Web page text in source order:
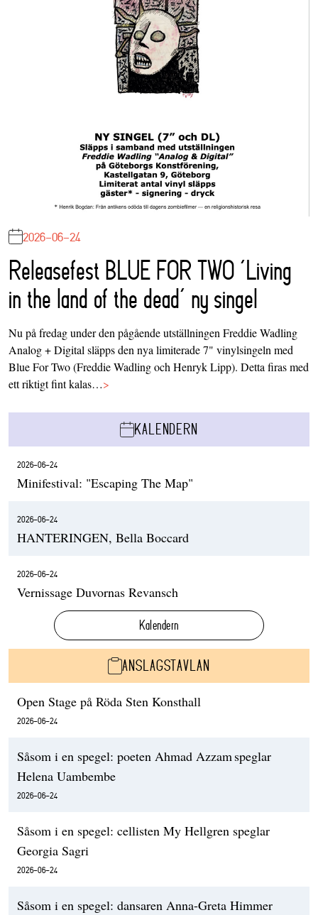
2026-06-24
Releasefest BLUE FOR TWO ‘Living
in the land of the dead’ ny singel
Nu på fredag under den pågående utställningen Freddie Wadling
Analog + Digital släpps den nya limiterade 7" vinylsingeln med
Blue For Two (Freddie Wadling och Henryk Lipp). Detta firas med
ett riktigt fint kalas…>
KALENDERN
2026-06-24
Minifestival: "Escaping The Map"
2026-06-24
HANTERINGEN, Bella Boccard
2026-06-24
Vernissage Duvornas Revansch
Kalendern
ANSLAGSTAVLAN
Open Stage på Röda Sten Konsthall
2026-06-24
Såsom i en spegel: poeten Ahmad Azzam speglar
Helena Uambembe
2026-06-24
Såsom i en spegel: cellisten My Hellgren speglar
Georgia Sagri
2026-06-24
Såsom i en spegel: dansaren Anna-Greta Himmer